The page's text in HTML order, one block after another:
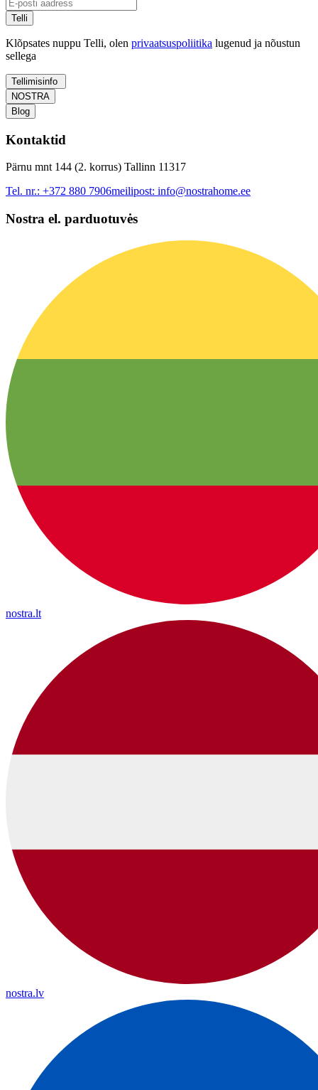
Telli
Klõpsates nuppu Telli, olen privaatsuspoliitika lugenud ja nõustun
sellega
Tellimisinfo
NOSTRA
Blog
Kontaktid
Pärnu mnt 144 (2. korrus) Tallinn 11317
Tel. nr.: +372 880 7906meilipost: info@nostrahome.ee
Nostra el. parduotuvės
nostra.lt
nostra.lv